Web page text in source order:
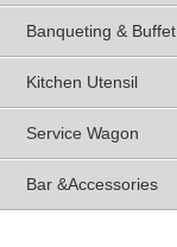
Banqueting & Buffet
Kitchen Utensil
Service Wagon
Bar &Accessories